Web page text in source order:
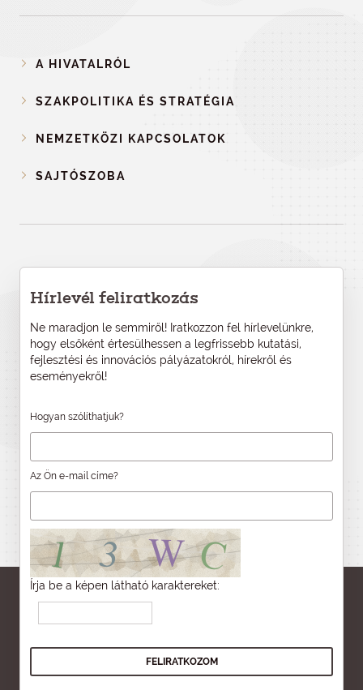
A HIVATALRÓL
SZAKPOLITIKA ÉS STRATÉGIA
NEMZETKÖZI KAPCSOLATOK
SAJTÓSZOBA
Hírlevél feliratkozás
Ne maradjon le semmiről! Iratkozzon fel hírlevelünkre,
hogy elsőként értesülhessen a legfrissebb kutatási,
fejlesztési és innovációs pályázatokról, hírekről és
eseményekről!
Hogyan szólíthatjuk?
Az Ön e-mail címe?
Írja be a képen látható karaktereket: